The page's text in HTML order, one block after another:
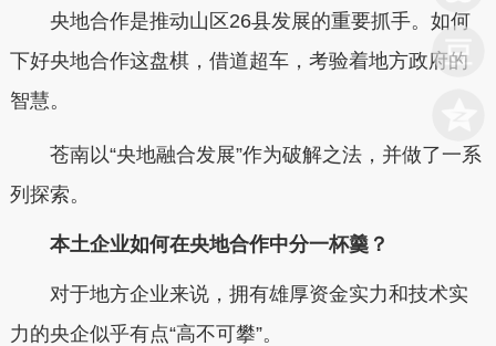
央地合作是推动山区26县发展的重要抓手。如何
下好央地合作这盘棋，借道超车，考验着地方政府的
智慧。
苍南以“央地融合发展”作为破解之法，并做了一系
列探索。
本土企业如何在央地合作中分一杯羹？
对于地方企业来说，拥有雄厚资金实力和技术实
力的央企似乎有点“高不可攀”。